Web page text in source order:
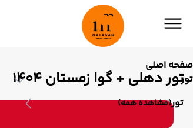
صفحه اصلی
تور
تور(مشاهده همه)
تور دهلی + گوا زمستان 1404